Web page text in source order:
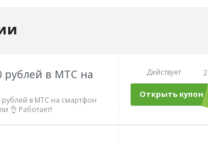
рублей в МТС на
рублей в МТС на смартфон
👌 Работает!
Действует 2
Открыть купон
MTS76